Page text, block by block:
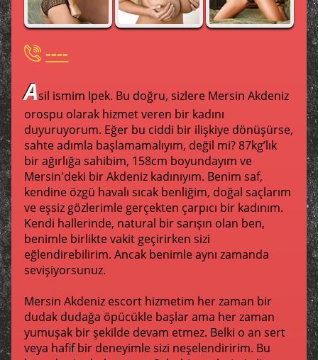
----
Asil ismim Ipek. Bu doğru, sizlere Mersin Akdeniz
orospu olarak hizmet veren bir kadını
duyuruyorum. Eğer bu ciddi bir ilişkiye dönüşürse,
sahte adımla başlamamalıyım, değil mi? 87kg’lık
bir ağırlığa sahibim, 158cm boyundayım ve
Mersin'deki bir Akdeniz kadınıyım. Benim saf,
kendine özgü havalı sıcak benliğim, doğal saçlarım
ve eşsiz gözlerimle gerçekten çarpıcı bir kadınım.
Kendi hallerinde, natural bir sarışın olan ben,
benimle birlikte vakit geçirirken sizi
eğlendirebilirim. Ancak benimle aynı zamanda
sevişiyorsunuz.
Mersin Akdeniz escort hizmetim her zaman bir
dudak dudağa öpücükle başlar ama her zaman
yumuşak bir şekilde devam etmez. Belki o an sert
veya hafif bir deneyimle sizi neşelendiririm. Bu